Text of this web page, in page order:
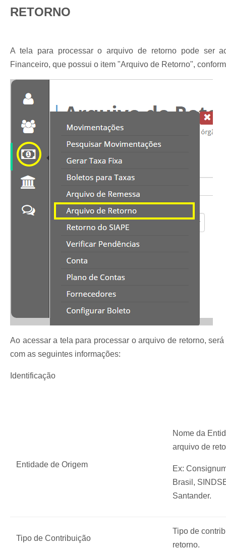
RETORNO
A tela para processar o arquivo de retorno pode ser
Financeiro, que possui o item "Arquivo de Retorno",
Ao acessar a tela para processar o arquivo de retorno,
com as seguintes informações:
Identificação
Entidade de Origem
Nome da
arquivo de
Ex:
Brasil,
Santander.
Tipo de Contribuição
Tipo de
retorno.